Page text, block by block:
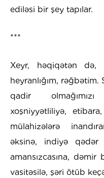
ediləsi bir şey tapılar.
***
Xeyr, həqiqətən də,
heyranlığım,
qadir
xoşniyyətliliyə,
mülahizələrə
əksinə, indiyə
amansızcasına,
vasitəsilə, şəri ötüb